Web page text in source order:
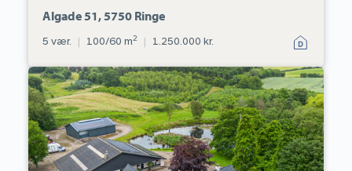
Algade 51, 5750 Ringe
5 vær. | 100/60 m2 | 1.250.000 kr.
Landejendom:
Svanningehuse
30,
Diernæs,
5600
Faaborg